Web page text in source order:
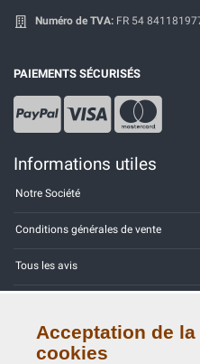
Numéro de TVA: FR 54
PAIEMENTS SÉCURISÉS
Informations utiles
Notre Société
Conditions générales de vente
Tous les avis
Contactez-nous
Acceptation de
cookies